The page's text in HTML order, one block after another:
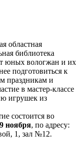
областная
библиотека
юных вологжан и их
подготовиться к
праздникам и
в мастер-классе
игрушек из
состоится во
ноября, по адресу:
1, зал №12.